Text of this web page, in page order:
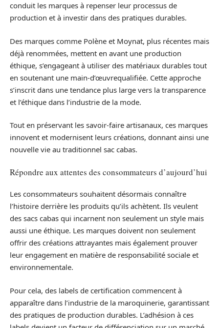
conduit les marques à repenser leur processus de
production et à investir dans des pratiques durables.
Des marques comme Polène et Moynat, plus récentes mais
déjà renommées, mettent en avant une production
éthique, s’engageant à utiliser des matériaux durables tout
en soutenant une main-d’œuvrequalifiée. Cette approche
s’inscrit dans une tendance plus large vers la transparence
et l’éthique dans l’industrie de la mode.
Tout en préservant les savoir-faire artisanaux, ces marques
innovent et modernisent leurs créations, donnant ainsi une
nouvelle vie au traditionnel sac cabas.
Répondre aux attentes des consommateurs d’aujourd’hui
Les consommateurs souhaitent désormais connaître
l’histoire derrière les produits qu’ils achètent. Ils veulent
des sacs cabas qui incarnent non seulement un style mais
aussi une éthique. Les marques doivent non seulement
offrir des créations attrayantes mais également prouver
leur engagement en matière de responsabilité sociale et
environnementale.
Pour cela, des labels de certification commencent à
apparaître dans l’industrie de la maroquinerie, garantissant
des pratiques de production durables. L’adhésion à ces